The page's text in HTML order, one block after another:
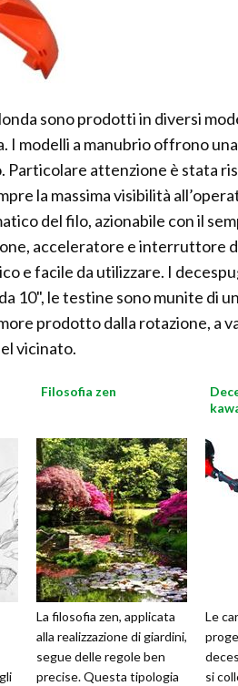
sono prodotti in diversi
I modelli a manubrio offrono
Particolare attenzione è stata
la massima visibilità
del filo, azionabile con il
acceleratore e interruttore
e facile da utilizzare. I
10", le testine sono munite di
prodotto dalla rotazione, a
vicinato.
Filosofia zen
La filosofia zen, applicata
alla realizzazione di giardini,
segue delle regole ben
precise. Questa tipologia
Le
si